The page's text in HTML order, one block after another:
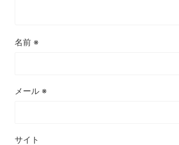
名前 ※
メール ※
サイト